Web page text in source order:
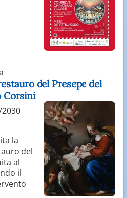
del Presepe del
Corsini
la
del
al
il